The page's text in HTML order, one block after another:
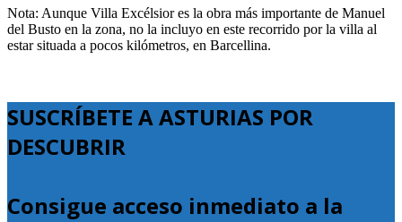
Nota: Aunque Villa Excélsior es la obra más importante de Manuel
del Busto en la zona, no la incluyo en este recorrido por la villa al
estar situada a pocos kilómetros, en Barcellina.
SUSCRÍBETE A ASTURIAS POR
DESCUBRIR
Consigue acceso inmediato a la